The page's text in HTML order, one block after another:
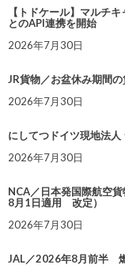
【トドケール】マルチ
とのAPI連携を開始
2026年7月30日
JR貨物／お盆休み期間
2026年7月30日
にしてつドイツ現地法
2026年7月30日
NCA／日本発国際航空
8月1日適用 改定）
2026年7月30日
JAL／2026年8月前半